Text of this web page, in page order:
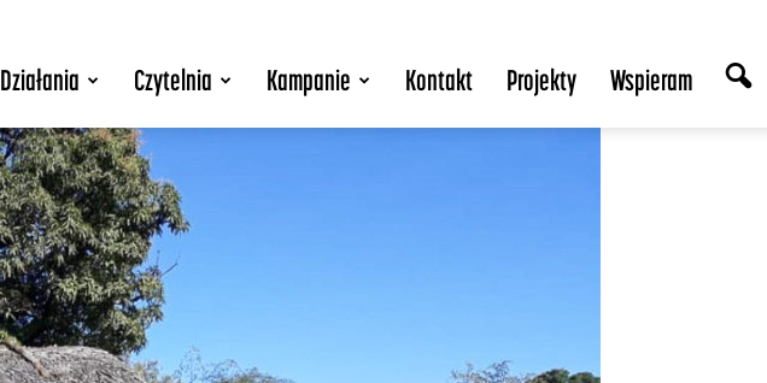
Działania Czytelnia Kampanie Kontakt Projekty Wspieram